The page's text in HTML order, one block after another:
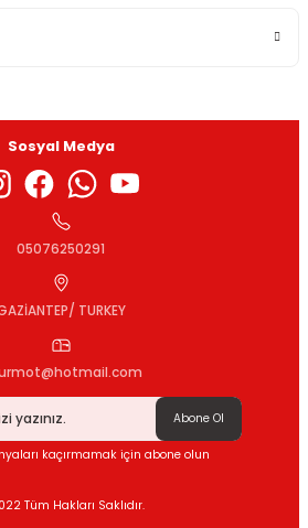
Gönder
Sosyal Medya
05076250291
TURKEY
Abone Ol
kaçırmamak için abone olun
Tüm Hakları Saklıdır.